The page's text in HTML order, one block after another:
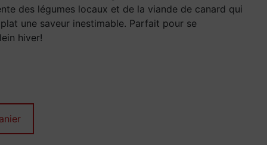
des légumes locaux et de la viande de canard qui
une saveur inestimable. Parfait pour se
hiver!